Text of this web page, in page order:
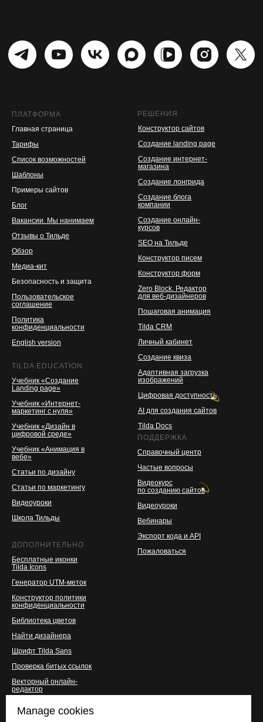
Manage cookies
ПЛАТФОРМА
Главная страница
Тарифы
Список возможностей
Шаблоны
Примеры сайтов
Блог
Вакансии. Мы нанимаем
Отзывы о Тильде
Обзор
Медиа-кит
Безопасность и защита
Пользовательское
соглашение
Политика
конфиденциальности
English version
РЕШЕНИЯ
Конструктор сайтов
Создание landing page
Создание интернет-
магазина
Создание лонгрида
Создание блога
компании
Создание онлайн-
курсов
SEO на Тильде
Конструктор писем
Конструктор форм
Zero Block. Редактор
для веб-дизайнеров
Пошаговая анимация
Tilda CRM
Личный кабинет
Создание квиза
Адаптивная загрузка
изображений
Цифровая доступность
AI для создания сайтов
Tilda Docs
ПОДДЕРЖКА
Справочный центр
Частые вопросы
Видеокурс
по созданию сайтов
Видеоуроки
Вебинары
Экспорт кода и API
Пожаловаться
TILDA EDUCATION
Учебник «Создание
Landing page»
Учебник «Интернет-
маркетинг с нуля»
Учебник «Дизайн в
цифровой среде»
Учебник «Анимация в
вебе»
Статьи по дизайну
Статьи по маркетингу
Видеоуроки
Школа Тильды
ДОПОЛНИТЕЛЬНО
Бесплатные иконки
Tilda Icons
Генератор UTM-меток
Конструктор политики
конфиденциальности
Библиотека цветов
Найти дизайнера
Шрифт Tilda Sans
Проверка битых ссылок
Векторный онлайн-
редактор